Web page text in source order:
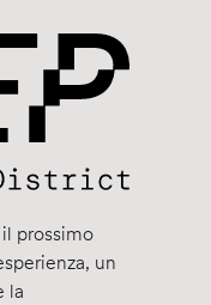
prossimo
un
la